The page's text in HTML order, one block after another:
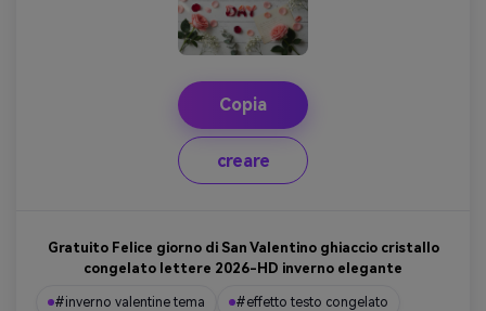
Copia
creare
Gratuito Felice giorno di San Valentino ghiaccio cristallo
congelato lettere 2026-HD inverno elegante
#inverno valentine tema #effetto testo congelato